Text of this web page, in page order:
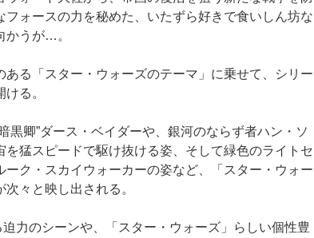
ォースの力を秘めた、いたずら好きで食いしん坊な
かうが…。
る「スター・ウォーズのテーマ」に乗せて、シリー
る。
卿”ダース・ベイダーや、銀河のならず者ハン・ソ
猛スピードで駆け抜ける姿、そして緑色のライトセ
ク・スカイウォーカーの姿など、「スター・ウォー
々と映し出される。
力のシーンや、「スター・ウォーズ」らしい個性豊